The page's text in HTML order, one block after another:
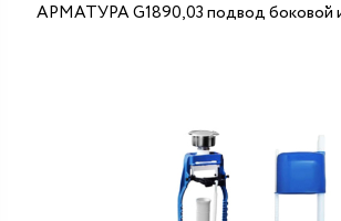
АРМАТУРА G1890,03 подвод боковой